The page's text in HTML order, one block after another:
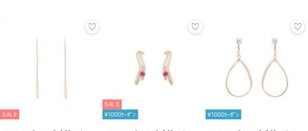
SALE
SALE
¥1000ｸｰﾎﾟﾝ
¥1000ｸｰﾎﾟﾝ